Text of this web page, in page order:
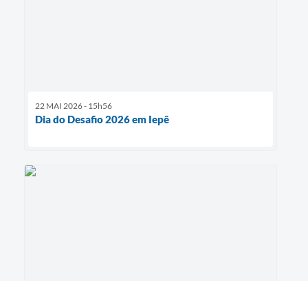
22 MAI 2026 - 15h56
Dia do Desafio 2026 em Iepê